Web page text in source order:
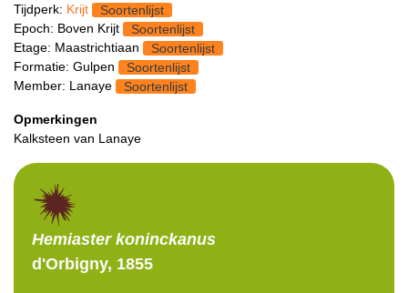
Tijdperk: Krijt
Soortenlijst
Epoch: Boven Krijt
Soortenlijst
Etage: Maastrichtiaan
Soortenlijst
Formatie: Gulpen
Soortenlijst
Member: Lanaye
Soortenlijst
Opmerkingen
Kalksteen van Lanaye
Hemiasterkoninckanus
d'Orbigny, 1855